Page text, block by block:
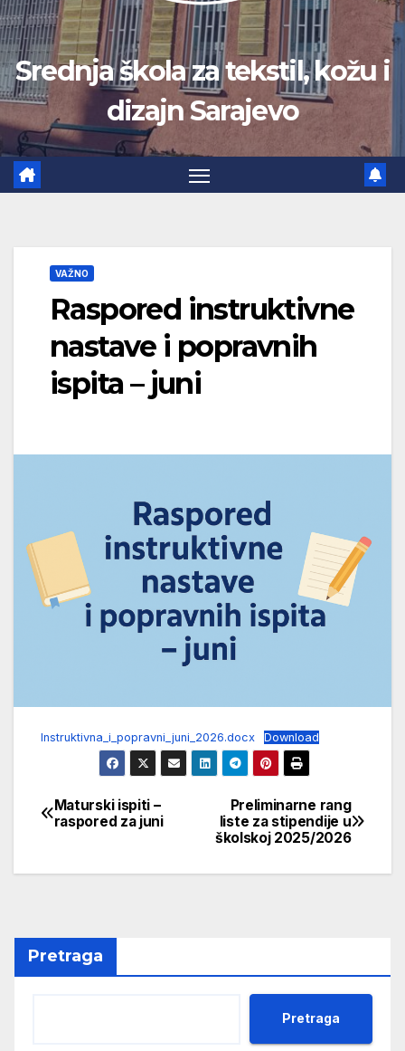
Srednja škola za tekstil, kožu i
dizajn Sarajevo
VAŽNO
Raspored instruktivne
nastave i popravnih
ispita – juni
Instruktivna_i_popravni_juni_2026.docx Download
Navigacija
Preliminarne rang
liste za stipendije u
školskoj 2025/2026
Maturski ispiti –
raspored za juni
Pretraga
Pretraga